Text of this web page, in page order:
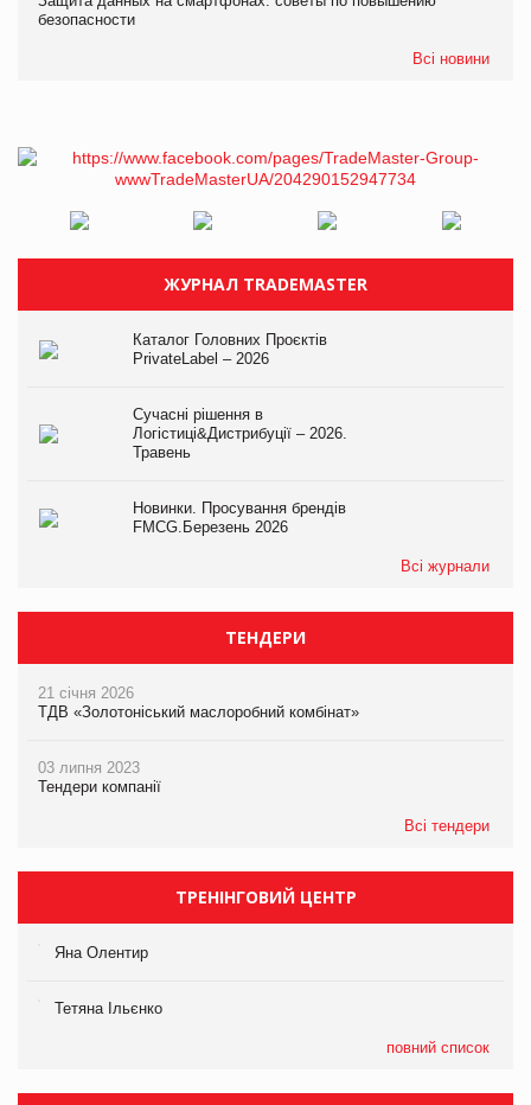
безопасности
Всі новини
ЖУРНАЛ TRADEMASTER
Каталог Головних Проєктів
PrivateLabel – 2026
Сучасні рішення в
Логістиці&Дистрибуції – 2026.
Травень
Новинки. Просування брендів
FMCG.Березень 2026
Всі журнали
ТЕНДЕРИ
21 січня 2026
ТДВ «Золотоніський маслоробний комбінат»
03 липня 2023
Тендери компанії
Всі тендери
ТРЕНІНГОВИЙ ЦЕНТР
Яна Олентир
Тетяна Ільєнко
повний список